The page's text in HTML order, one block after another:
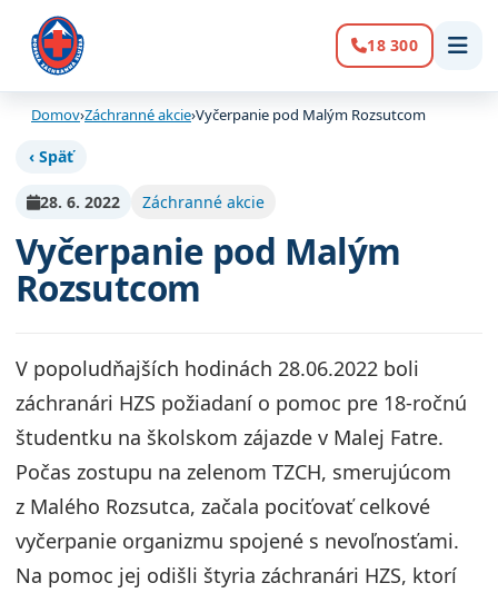
Volanie:
18 300
Domov›Záchranné akcie›Vyčerpanie pod Malým Rozsutcom
‹ Späť
28. 6. 2022 Záchranné akcie
Vyčerpanie pod Malým
Rozsutcom
V popoludňajších hodinách 28.06.2022 boli
záchranári HZS požiadaní o pomoc pre 18-ročnú
študentku na školskom zájazde v Malej Fatre.
Počas zostupu na zelenom TZCH, smerujúcom
z Malého Rozsutca, začala pociťovať celkové
vyčerpanie organizmu spojené s nevoľnosťami.
Na pomoc jej odišli štyria záchranári HZS, ktorí